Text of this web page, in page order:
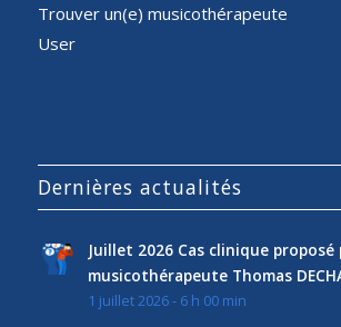
Trouver un(e) musicothérapeute
User
Dernières actualités
Juillet 2026 Cas clinique proposé
musicothérapeute Thomas
1 juillet 2026 - 6 h 00 min